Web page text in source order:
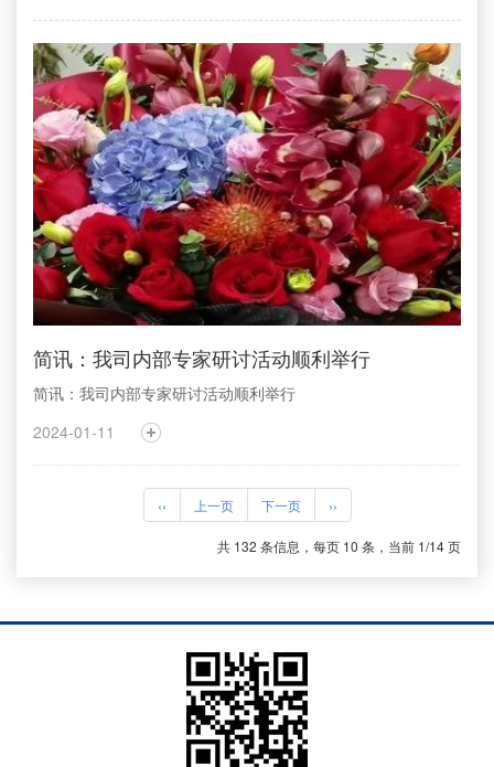
简讯：我司内部专家研讨活动顺利举行
简讯：我司内部专家研讨活动顺利举行
2024-01-11
‹‹ 上一页 下一页 ››
共 132 条信息，每页 10 条，当前 1/14 页